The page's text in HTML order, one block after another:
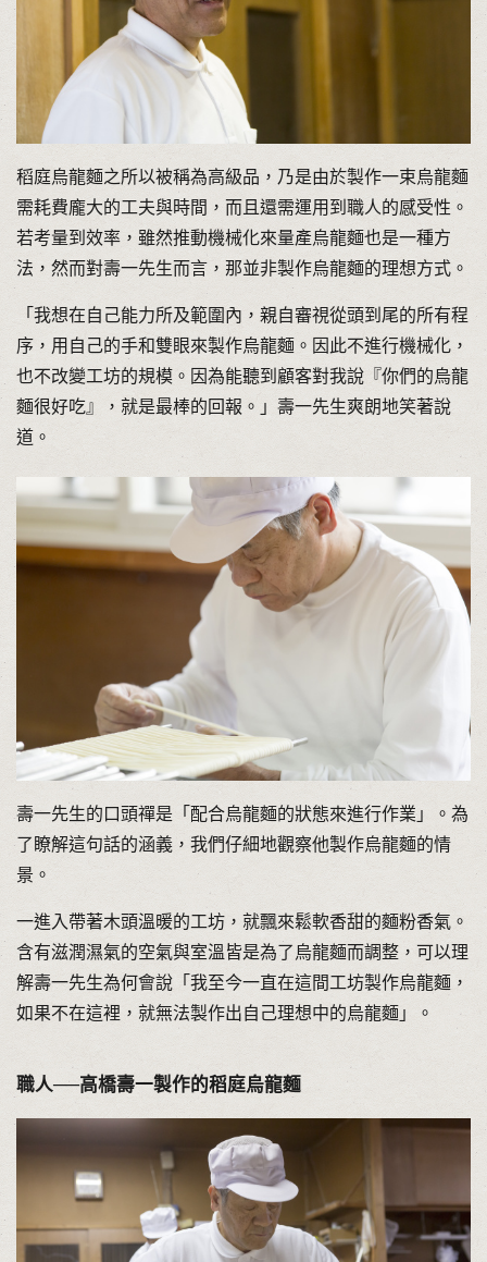
稻庭烏龍麵之所以被稱為高級品，乃是由於製作一束烏龍麵
需耗費龐大的工夫與時間，而且還需運用到職人的感受性。
若考量到效率，雖然推動機械化來量產烏龍麵也是一種方
法，然而對壽一先生而言，那並非製作烏龍麵的理想方式。
「我想在自己能力所及範圍內，親自審視從頭到尾的所有程
序，用自己的手和雙眼來製作烏龍麵。因此不進行機械化，
也不改變工坊的規模。因為能聽到顧客對我說『你們的烏龍
麵很好吃』，就是最棒的回報。」壽一先生爽朗地笑著說
道。
壽一先生的口頭禪是「配合烏龍麵的狀態來進行作業」。為
了瞭解這句話的涵義，我們仔細地觀察他製作烏龍麵的情
景。
一進入帶著木頭溫暖的工坊，就飄來鬆軟香甜的麵粉香氣。
含有滋潤濕氣的空氣與室溫皆是為了烏龍麵而調整，可以理
解壽一先生為何會說「我至今一直在這間工坊製作烏龍麵，
如果不在這裡，就無法製作出自己理想中的烏龍麵」。
職人──高橋壽一製作的稻庭烏龍麵